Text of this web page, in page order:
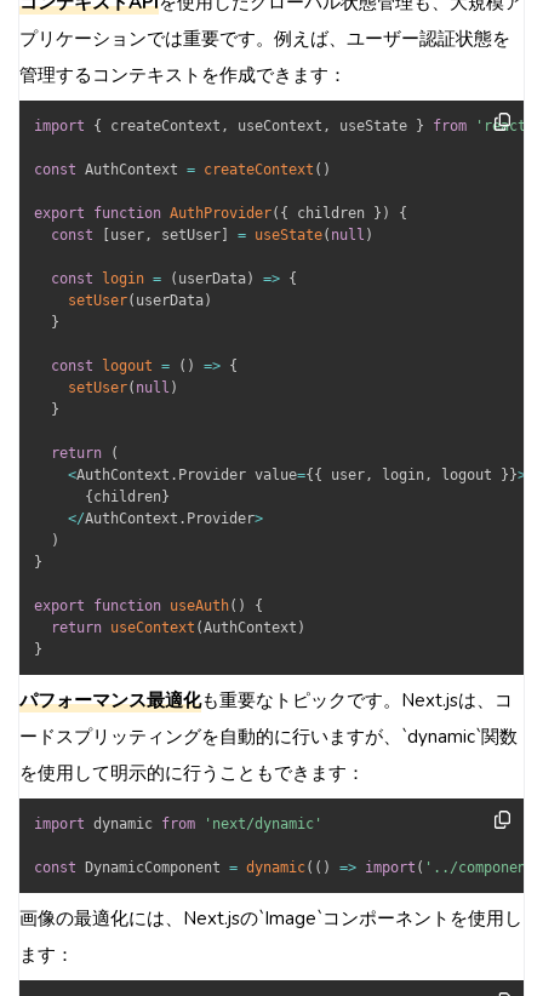
プリケーションでは重要です。例えば、ユーザー認証状態を
管理するコンテキストを作成できます：
import { createContext , useContext , useState } from 'react'
const AuthContext = createContext ( )
export function AuthProvider( { children } )
{
const
user, setUser = useState( null )
const login = ( userData) => {
setUser( userData)
}
const logout = ( ) => {
setUser( null )
}
return
(
<AuthContext . Provider value={ { user, login, logout } }>
{ children}
</AuthContext . Provider>
)
}
export function useAuth( )
{
return useContext (AuthContext )
}
パフォーマンス最適化も重要なトピックです。Next.jsは、コ
ードスプリッティングを自動的に行いますが、`dynamic`関数
を使用して明示的に行うこともできます：
import dynamic from 'next/dynamic'
const DynamicComponent = dynamic( ( ) => import ( '../
画像の最適化には、Next.jsの`Image`コンポーネントを使用し
ます：